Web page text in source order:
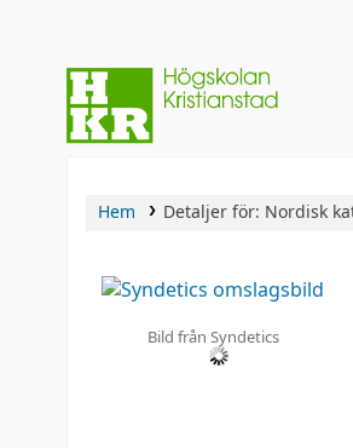
Hem Detaljer för: Nordisk
Bild från Syndetics